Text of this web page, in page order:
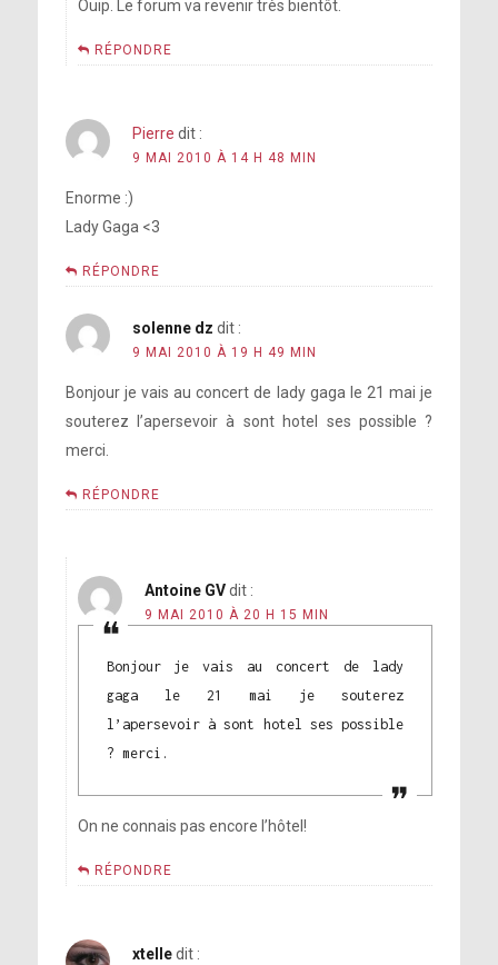
Ouip. Le forum va revenir très bientôt.
RÉPONDRE
Pierre dit :
9 MAI 2010 À 14 H 48 MIN
Enorme :)
Lady Gaga <3
RÉPONDRE
solenne dz dit :
9 MAI 2010 À 19 H 49 MIN
Bonjour je vais au concert de lady gaga le 21 mai je
souterez l’apersevoir à sont hotel ses possible ?
merci.
RÉPONDRE
Antoine GV dit :
9 MAI 2010 À 20 H 15 MIN
Bonjour je vais au concert de lady
gaga le 21 mai je souterez
l’apersevoir à sont hotel ses possible
? merci.
On ne connais pas encore l’hôtel!
RÉPONDRE
xtelle dit :